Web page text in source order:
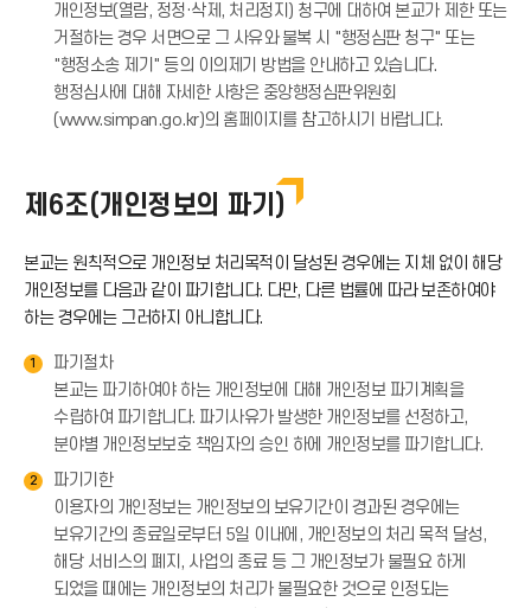
개인정보(열람, 정정·삭제, 처리정지) 청구에 대하여 본교가 제한 또는
거절하는 경우 서면으로 그 사유와 불복 시 "행정심판 청구" 또는
"행정소송 제기" 등의 이의제기 방법을 안내하고 있습니다.
행정심사에 대해 자세한 사항은 중앙행정심판위원회
(www.simpan.go.kr)의 홈페이지를 참고하시기 바랍니다.
제6조(개인정보의 파기)
본교는 원칙적으로 개인정보 처리목적이 달성된 경우에는 지체 없이 해당
개인정보를 다음과 같이 파기합니다. 다만, 다른 법률에 따라 보존하여야
하는 경우에는 그러하지 아니합니다.
1
파기절차
본교는 파기하여야 하는 개인정보에 대해 개인정보 파기계획을
수립하여 파기합니다. 파기사유가 발생한 개인정보를 선정하고,
분야별 개인정보보호 책임자의 승인 하에 개인정보를 파기합니다.
2
파기기한
이용자의 개인정보는 개인정보의 보유기간이 경과된 경우에는
보유기간의 종료일로부터 5일 이내에, 개인정보의 처리 목적 달성,
해당 서비스의 폐지, 사업의 종료 등 그 개인정보가 불필요 하게
되었을 때에는 개인정보의 처리가 불필요한 것으로 인정되는